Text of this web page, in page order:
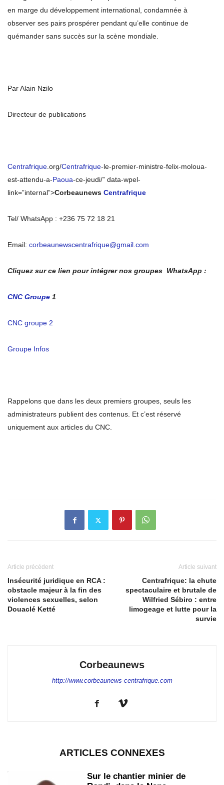
en marge du développement international, condamnée à
observer ses pairs prospérer pendant qu’elle continue de
quémander sans succès sur la scène mondiale.
Par Alain Nzilo
Directeur de publications
Centrafrique.org/Centrafrique-le-premier-ministre-felix-moloua-
est-attendu-a-Paoua-ce-jeudi/” data-wpel-
link=”internal”>Corbeaunews Centrafrique
Tel/ WhatsApp : +236 75 72 18 21
Email: corbeaunewscentrafrique@gmail.com
Cliquez sur ce lien pour intégrer nos groupes WhatsApp :
CNC Groupe 1
CNC groupe 2
Groupe Infos
Rappelons que dans les deux premiers groupes, seuls les
administrateurs publient des contenus. Et c’est réservé
uniquement aux articles du CNC.
Article précédent
Insécurité juridique en RCA :
obstacle majeur à la fin des
violences sexuelles, selon
Douaclé Ketté
Article suivant
Centrafrique: la chute
spectaculaire et brutale de
Wilfried Sébiro : entre
limogeage et lutte pour la
survie
Corbeaunews
http://www.corbeaunews-centrafrique.com
ARTICLES CONNEXES
Sur le chantier minier de